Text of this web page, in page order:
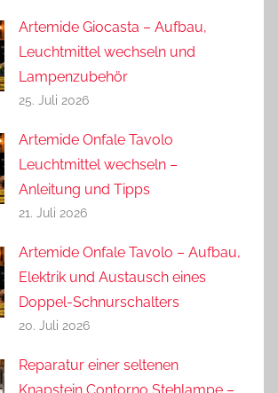
Artemide Giocasta – Aufbau,
Leuchtmittel wechseln und
Lampenzubehör
25. Juli 2026
Artemide Onfale Tavolo
Leuchtmittel wechseln –
Anleitung und Tipps
21. Juli 2026
Artemide Onfale Tavolo – Aufbau,
Elektrik und Austausch eines
Doppel-Schnurschalters
20. Juli 2026
Reparatur einer seltenen